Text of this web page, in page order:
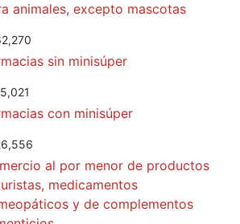
animales, excepto mascotas
sin minisúper
con minisúper
al por menor de productos
medicamentos
y de complementos